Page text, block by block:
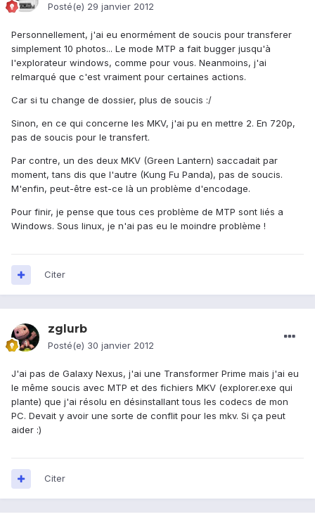
Posté(e) 29 janvier 2012
Personnellement, j'ai eu enormément de soucis pour transferer
simplement 10 photos... Le mode MTP a fait bugger jusqu'à
l'explorateur windows, comme pour vous. Neanmoins, j'ai
relmarqué que c'est vraiment pour certaines actions.
Car si tu change de dossier, plus de soucis :/
Sinon, en ce qui concerne les MKV, j'ai pu en mettre 2. En 720p,
pas de soucis pour le transfert.
Par contre, un des deux MKV (Green Lantern) saccadait par
moment, tans dis que l'autre (Kung Fu Panda), pas de soucis.
M'enfin, peut-être est-ce là un problème d'encodage.
Pour finir, je pense que tous ces problème de MTP sont liés a
Windows. Sous linux, je n'ai pas eu le moindre problème !
Citer
zglurb
Posté(e) 30 janvier 2012
J'ai pas de Galaxy Nexus, j'ai une Transformer Prime mais j'ai eu
le même soucis avec MTP et des fichiers MKV (explorer.exe qui
plante) que j'ai résolu en désinstallant tous les codecs de mon
PC. Devait y avoir une sorte de conflit pour les mkv. Si ça peut
aider :)
Citer